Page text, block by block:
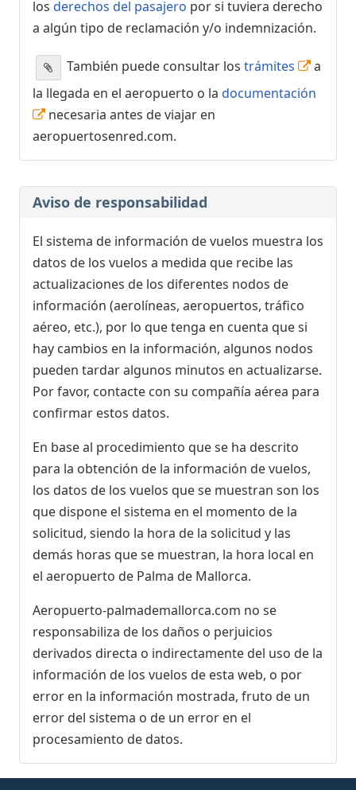
los derechos del pasajero por si tuviera derecho
a algún tipo de reclamación y/o indemnización.
También puede consultar los trámites
a
la llegada en el aeropuerto o la documentación
necesaria antes de viajar en
aeropuertosenred.com.
Aviso de responsabilidad
El sistema de información de vuelos muestra los
datos de los vuelos a medida que recibe las
actualizaciones de los diferentes nodos de
información (aerolíneas, aeropuertos, tráfico
aéreo, etc.), por lo que tenga en cuenta que si
hay cambios en la información, algunos nodos
pueden tardar algunos minutos en actualizarse.
Por favor, contacte con su compañía aérea para
confirmar estos datos.
En base al procedimiento que se ha descrito
para la obtención de la información de vuelos,
los datos de los vuelos que se muestran son los
que dispone el sistema en el momento de la
solicitud, siendo la hora de la solicitud y las
demás horas que se muestran, la hora local en
el aeropuerto de Palma de Mallorca.
Aeropuerto-palmademallorca.com no se
responsabiliza de los daños o perjuicios
derivados directa o indirectamente del uso de la
información de los vuelos de esta web, o por
error en la información mostrada, fruto de un
error del sistema o de un error en el
procesamiento de datos.